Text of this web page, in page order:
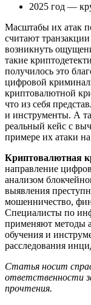
2025 год —
Масштабы их атак
считают
возникнуть
такие
получилось это
цифровой
криптовалютной
что из себя
и инструменты. А
реальный кейс с
примере их атаки
Криптовалютная
направление
анализом
выявления
мошенничество,
Специалисты по
применяют методы
обучения и
расследования
Статья носит
ответственности
прочтения.